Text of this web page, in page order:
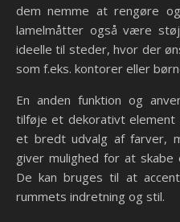
dem nemme at rengøre
lamelmåtter også være
ideelle til steder, hvor der
som f.eks. kontorer eller
En anden funktion og
tilføje et dekorativt element
et bredt udvalg af farver,
giver mulighed for at
De kan bruges til at
rummets indretning og stil.